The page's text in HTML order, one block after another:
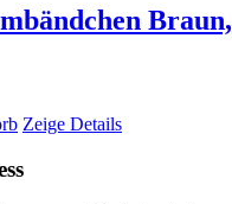
Zeige Details